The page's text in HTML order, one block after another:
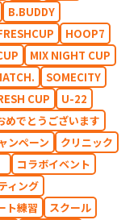
B.BUDDY
HOOP7
MIX NIGHT CUP
SOMECITY
CUP
U-22
めでとうございます
ンペーン
クリニック
コラボイベント
ィング
ト練習
スクール